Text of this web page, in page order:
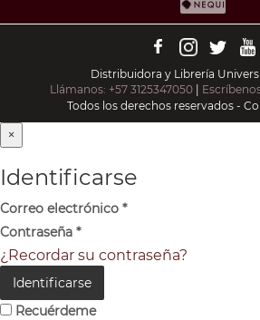
Distribuidora y Librería
Llámanos: +57 3125347050 |
Todos los derechos reservados -
×
Identificarse
Correo electrónico *
Contraseña *
¿Recordar su contraseña?
Identificarse
Recuérdeme